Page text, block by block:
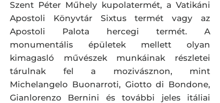
Szent Péter Műhely kupolatermét, a Vatikáni
Apostoli Könyvtár Sixtus termét vagy az
Apostoli Palota hercegi termét. A
monumentális épületek mellett olyan
kimagasló művészek munkáinak részletei
tárulnak fel a mozivásznon, mint
Michelangelo Buonarroti, Giotto di Bondone,
Gianlorenzo Bernini és további jeles itáliai